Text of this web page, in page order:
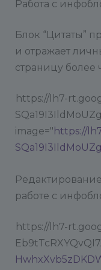
Работа с
Блок “Цитаты”
и отражает
страницу более
https://lh7-
image=" https://
работе с
https://lh7-